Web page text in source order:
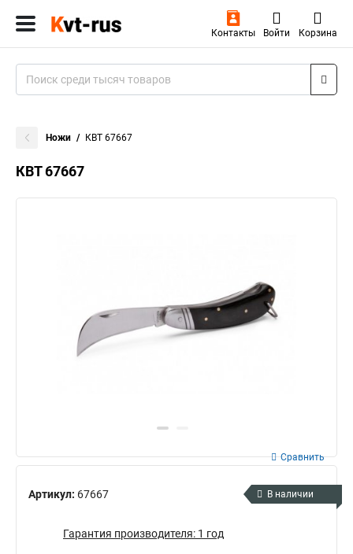
Контакты Войти Корзина
Ножи КВТ 67667
КВТ 67667
Артикул: 67667
Сравнить
В наличии
Гарантия производителя: 1 год